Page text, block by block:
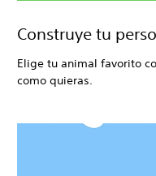
Construye tu
Elige tu animal favorito
como quieras.